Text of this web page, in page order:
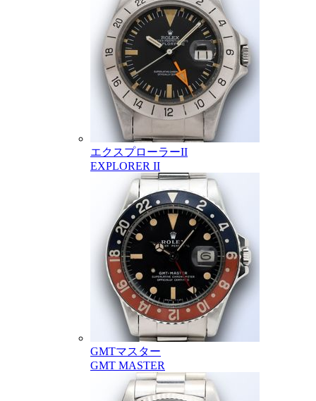
エクスプローラーII
EXPLORER II
GMTマスター
GMT MASTER